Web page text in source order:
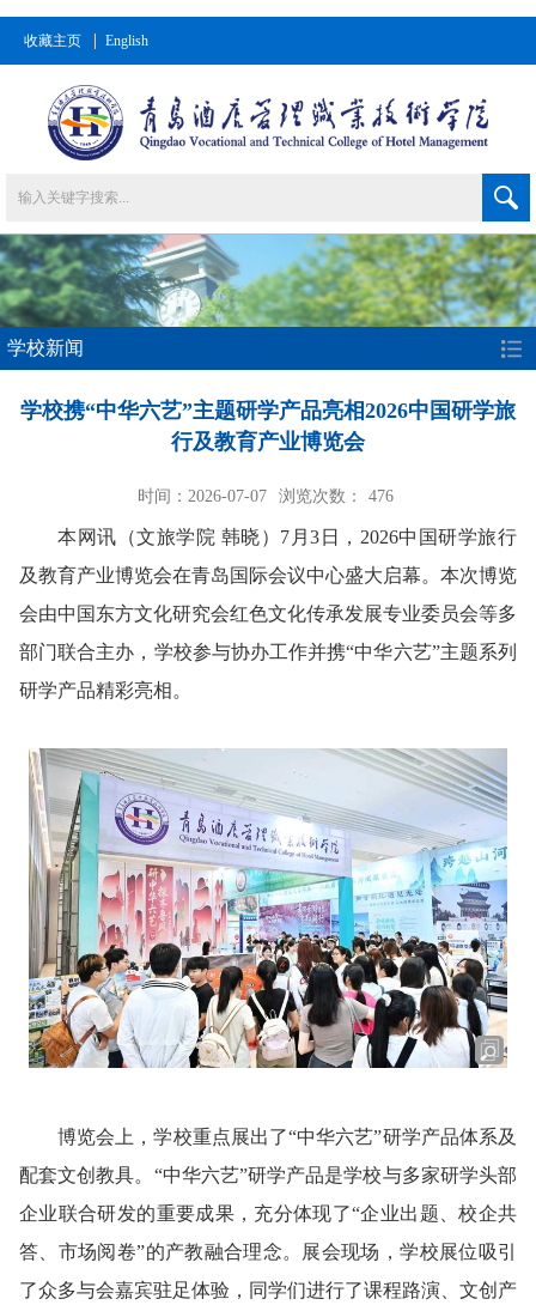
收藏主页 English
学校新闻
学校携“中华六艺”主题研学产品亮相2026中国研学旅
行及教育产业博览会
时间：2026-07-07 浏览次数： 476
本网讯 （文旅学院 韩晓） 7月3日，2026中国研学旅行
及教育产业博览会在青岛国际会议中心盛大启幕。本次博览
会由中国东方文化研究会红色文化传承发展专业委员会等多
部门联合主办，学校参与协办工作并携“中华六艺”主题系列
研学产品精彩亮相。
博览会上，学校重点展出了“中华六艺”研学产品体系及
配套文创教具。“中华六艺”研学产品是学校与多家研学头部
企业联合研发的重要成果，充分体现了“企业出题、校企共
答、市场阅卷”的产教融合理念。展会现场，学校展位吸引
了众多与会嘉宾驻足体验，同学们进行了课程路演、文创产